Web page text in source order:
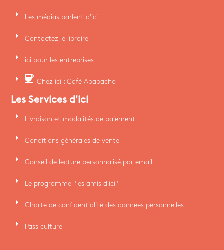
arrow_right Les médias parlent d'ici
arrow_right Contactez le libraire
arrow_right ici pour les entreprises
arrow_right coffee Chez ici : Café Apapacho
Les Services d'ici
arrow_right Livraison et modalités de paiement
arrow_right Conditions générales de vente
arrow_right Conseil de lecture personnalisé par email
arrow_right Le programme "les amis d'ici"
arrow_right Charte de confidentialité des données personnelles
arrow_right Pass culture